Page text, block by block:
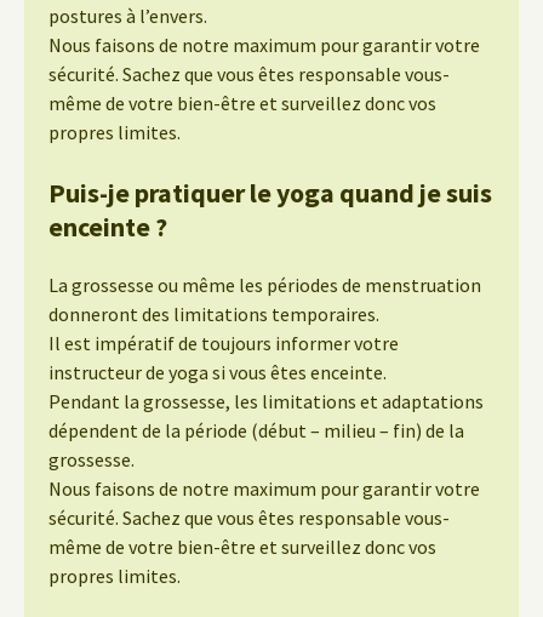
postures à l’envers.
Nous faisons de notre maximum pour garantir votre
sécurité. Sachez que vous êtes responsable vous-
même de votre bien-être et surveillez donc vos
propres limites.
Puis-je pratiquer le yoga quand je suis
enceinte ?
La grossesse ou même les périodes de menstruation
donneront des limitations temporaires.
Il est impératif de toujours informer votre
instructeur de yoga si vous êtes enceinte.
Pendant la grossesse, les limitations et adaptations
dépendent de la période (début – milieu – fin) de la
grossesse.
Nous faisons de notre maximum pour garantir votre
sécurité. Sachez que vous êtes responsable vous-
même de votre bien-être et surveillez donc vos
propres limites.